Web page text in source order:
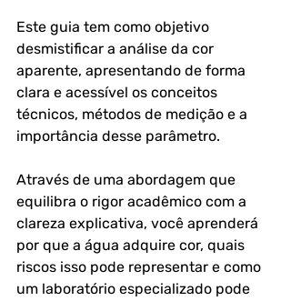
Este guia tem como objetivo
desmistificar a análise da cor
aparente, apresentando de forma
clara e acessível os conceitos
técnicos, métodos de medição e a
importância desse parâmetro.
Através de uma abordagem que
equilibra o rigor acadêmico com a
clareza explicativa, você aprenderá
por que a água adquire cor, quais
riscos isso pode representar e como
um laboratório especializado pode